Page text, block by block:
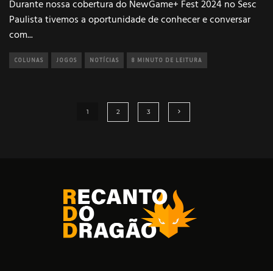
Durante nossa cobertura do NewGame+ Fest 2024 no Sesc
Paulista tivemos a oportunidade de conhecer e conversar
com...
COLUNAS JOGOS NOTÍCIAS 8 MINUTO DE LEITURA
1 2 3